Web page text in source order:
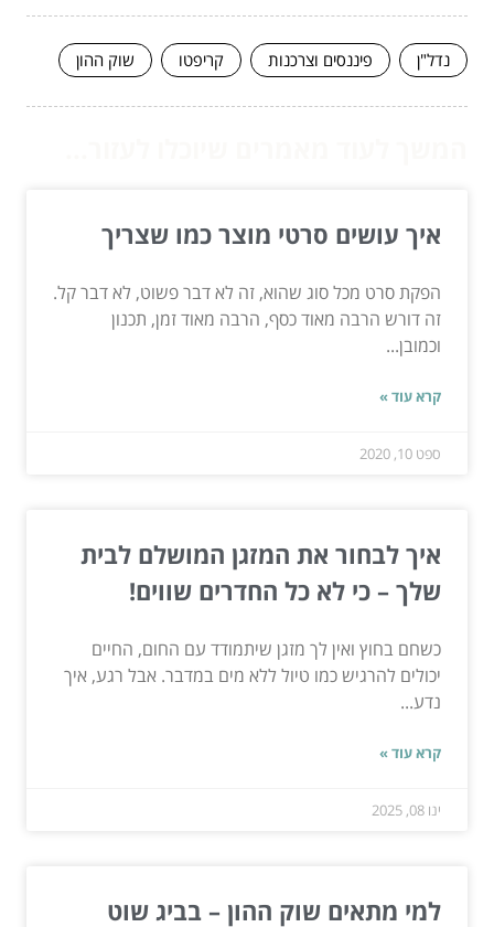
נדל"ן פיננסים וצרכנות קריפטו שוק ההון
איך עושים סרטי מוצר כמו שצריך
הפקת סרט מכל סוג שהוא, זה לא דבר פשוט, לא דבר קל.
זה דורש הרבה מאוד כסף, הרבה מאוד זמן, תכנון
וכמובן...
קרא עוד »
ספט 10, 2020
איך לבחור את המזגן המושלם לבית
שלך – כי לא כל החדרים שווים!
כשחם בחוץ ואין לך מזגן שיתמודד עם החום, החיים
יכולים להרגיש כמו טיול ללא מים במדבר. אבל רגע, איך
נדע...
קרא עוד »
ינו 08, 2025
למי מתאים שוק ההון – בביג שוט